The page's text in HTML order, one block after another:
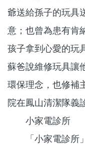
爺送給孫子的玩具
意；也曾為患有肯
孩子拿到心愛的玩
蘇爸說維修玩具讓
環保理念，也修補
院在鳳山清潔隊義
小家電診所
「小家電診所」